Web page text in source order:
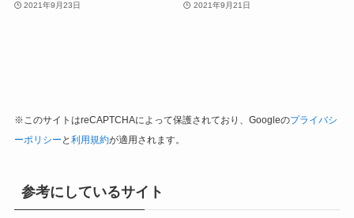
2021年9月23日 2021年9月21日
※このサイトはreCAPTCHAによって保護されており、Googleのプライバシ
ーポリシー と 利用規約が適用されます。
参考にしているサイト